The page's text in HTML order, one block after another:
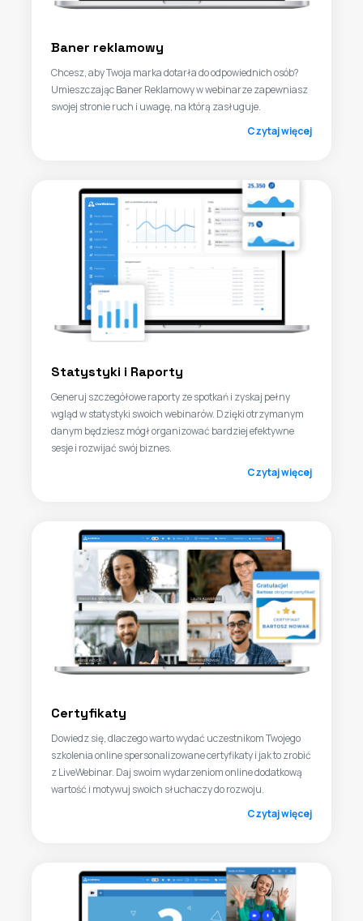
Baner reklamowy
Chcesz, aby Twoja marka dotarła do odpowiednich osób?
Umieszczając Baner Reklamowy w webinarze zapewniasz
swojej stronie ruch i uwagę, na którą zasługuje.
Czytaj więcej
Statystyki i Raporty
Generuj szczegółowe raporty ze spotkań i zyskaj pełny
wgląd w statystyki swoich webinarów. Dzięki otrzymanym
danym będziesz mógł organizować bardziej efektywne
sesje i rozwijać swój biznes.
Czytaj więcej
Certyfikaty
Dowiedz się, dlaczego warto wydać uczestnikom Twojego
szkolenia online spersonalizowane certyfikaty i jak to zrobić
z LiveWebinar. Daj swoim wydarzeniom online dodatkową
wartość i motywuj swoich słuchaczy do rozwoju.
Czytaj więcej